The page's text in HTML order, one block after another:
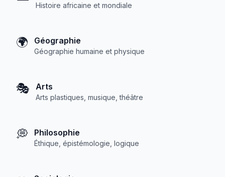
Histoire africaine et mondiale
🌍 Géographie
Géographie humaine et physique
🎭 Arts
Arts plastiques, musique, théâtre
💭 Philosophie
Éthique, épistémologie, logique